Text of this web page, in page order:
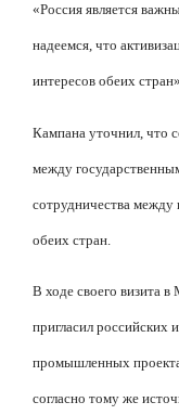
«Россия является
надеемся, что
интересов обеих
Кампана уточнил, что
между
сотрудничества
обеих стран.
В ходе своего визита
пригласил российских
промышленных
согласно тому же